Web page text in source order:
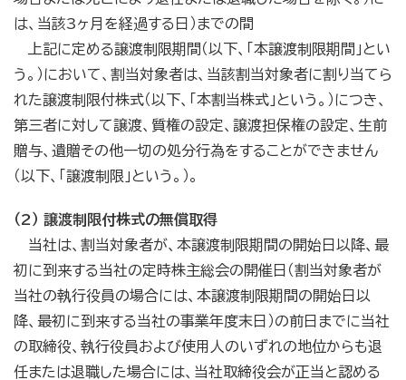
は、当該3ヶ月を経過する日）までの間
上記に定める譲渡制限期間（以下、「本譲渡制限期間」とい
う。）において、割当対象者は、当該割当対象者に割り当てら
れた譲渡制限付株式（以下、「本割当株式」という。）につき、
第三者に対して譲渡、質権の設定、譲渡担保権の設定、生前
贈与、遺贈その他一切の処分行為をすることができません
（以下、「譲渡制限」という。）。
（2） 譲渡制限付株式の無償取得
当社は、割当対象者が、本譲渡制限期間の開始日以降、最
初に到来する当社の定時株主総会の開催日（割当対象者が
当社の執行役員の場合には、本譲渡制限期間の開始日以
降、最初に到来する当社の事業年度末日）の前日までに当社
の取締役、執行役員および使用人のいずれの地位からも退
任または退職した場合には、当社取締役会が正当と認める